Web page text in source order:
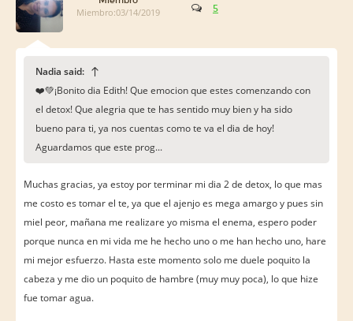
Miembro:03/14/2019
5
Nadia said:
❤️️💚¡Bonito dia Edith! Que emocion que estes comenzando con
el detox! Que alegria que te has sentido muy bien y ha sido
bueno para ti, ya nos cuentas como te va el dia de hoy!
Aguardamos que este prog...
Muchas gracias, ya estoy por terminar mi dia 2 de detox, lo que mas
me costo es tomar el te, ya que el ajenjo es mega amargo y pues sin
miel peor, mañana me realizare yo misma el enema, espero poder
porque nunca en mi vida me he hecho uno o me han hecho uno, hare
mi mejor esfuerzo. Hasta este momento solo me duele poquito la
cabeza y me dio un poquito de hambre (muy muy poca), lo que hize
fue tomar agua.